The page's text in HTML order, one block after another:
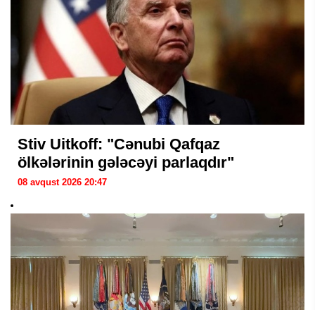
Stiv Uitkoff: "Cənubi Qafqaz
ölkələrinin gələcəyi parlaqdır"
08 avqust 2026 20:47